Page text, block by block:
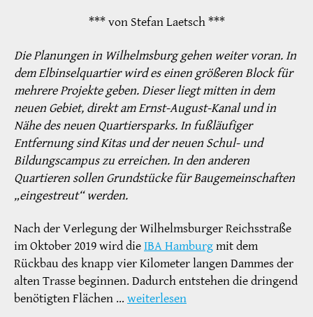
*** von Stefan Laetsch ***
Die Planungen in Wilhelmsburg gehen weiter voran. In
dem Elbinselquartier wird es einen größeren Block für
mehrere Projekte geben. Dieser liegt mitten in dem
neuen Gebiet, direkt am Ernst-August-Kanal und in
Nähe des neuen Quartiersparks. In fußläufiger
Entfernung sind Kitas und der neuen Schul- und
Bildungscampus zu erreichen. In den anderen
Quartieren sollen Grundstücke für Baugemeinschaften
„eingestreut“ werden.
Nach der Verlegung der Wilhelmsburger Reichsstraße
im Oktober 2019 wird dieIBA Hamburgmit dem
Rückbau des knapp vier Kilometer langen Dammes der
alten Trasse beginnen. Dadurch entstehen die dringend
benötigten Flächen … weiterlesen